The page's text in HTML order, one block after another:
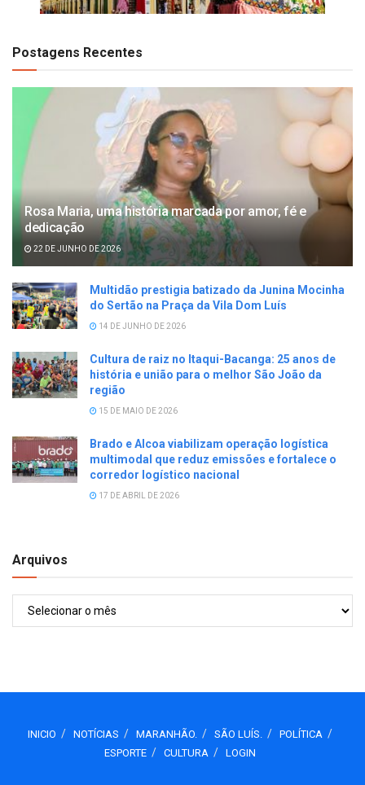
Postagens Recentes
Rosa Maria, uma história marcada por amor, fé e
dedicação
22 DE JUNHO DE 2026
Multidão prestigia batizado da Junina Mocinha
do Sertão na Praça da Vila Dom Luís
14 DE JUNHO DE 2026
Cultura de raiz no Itaqui-Bacanga: 25 anos de
história e união para o melhor São João da
região
15 DE MAIO DE 2026
Brado e Alcoa viabilizam operação logística
multimodal que reduz emissões e fortalece o
corredor logístico nacional
17 DE ABRIL DE 2026
Arquivos
INICIO NOTÍCIAS MARANHÃO. SÃO LUÍS.
POLÍTICA
ESPORTE
CULTURA LOGIN